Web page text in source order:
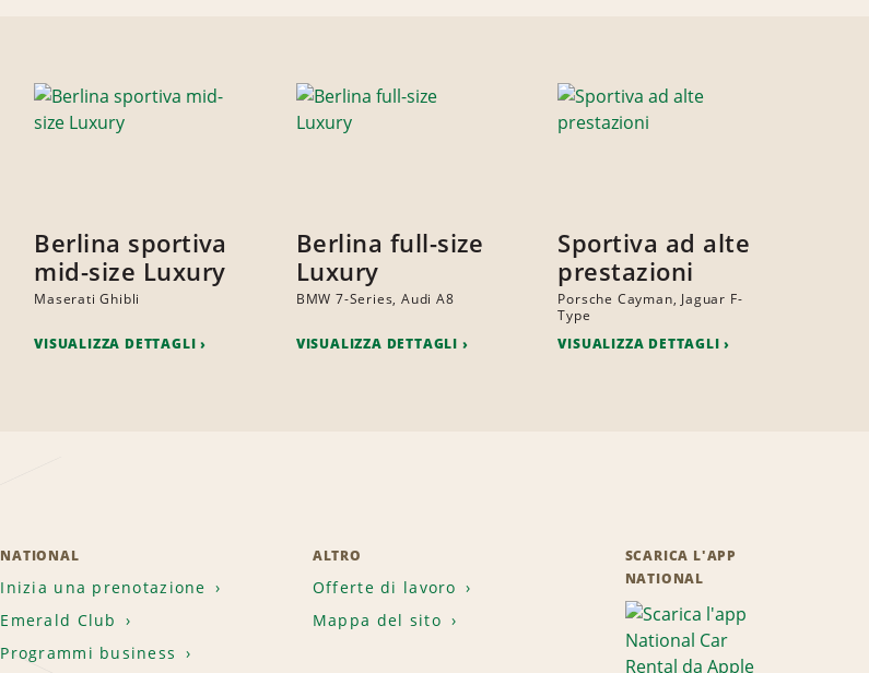
Berlina sportiva
mid-size Luxury
Maserati Ghibli
VISUALIZZA DETTAGLI
Berlina full-size
Luxury
BMW 7-Series, Audi A8
VISUALIZZA DETTAGLI
Sportiva ad alte
prestazioni
Porsche Cayman, Jaguar F-
Type
VISUALIZZA DETTAGLI
NATIONAL
Inizia una prenotazione
Emerald Club
Programmi business
ALTRO
Offerte di lavoro
Mappa del sito
SCARICA L'APP
NATIONAL